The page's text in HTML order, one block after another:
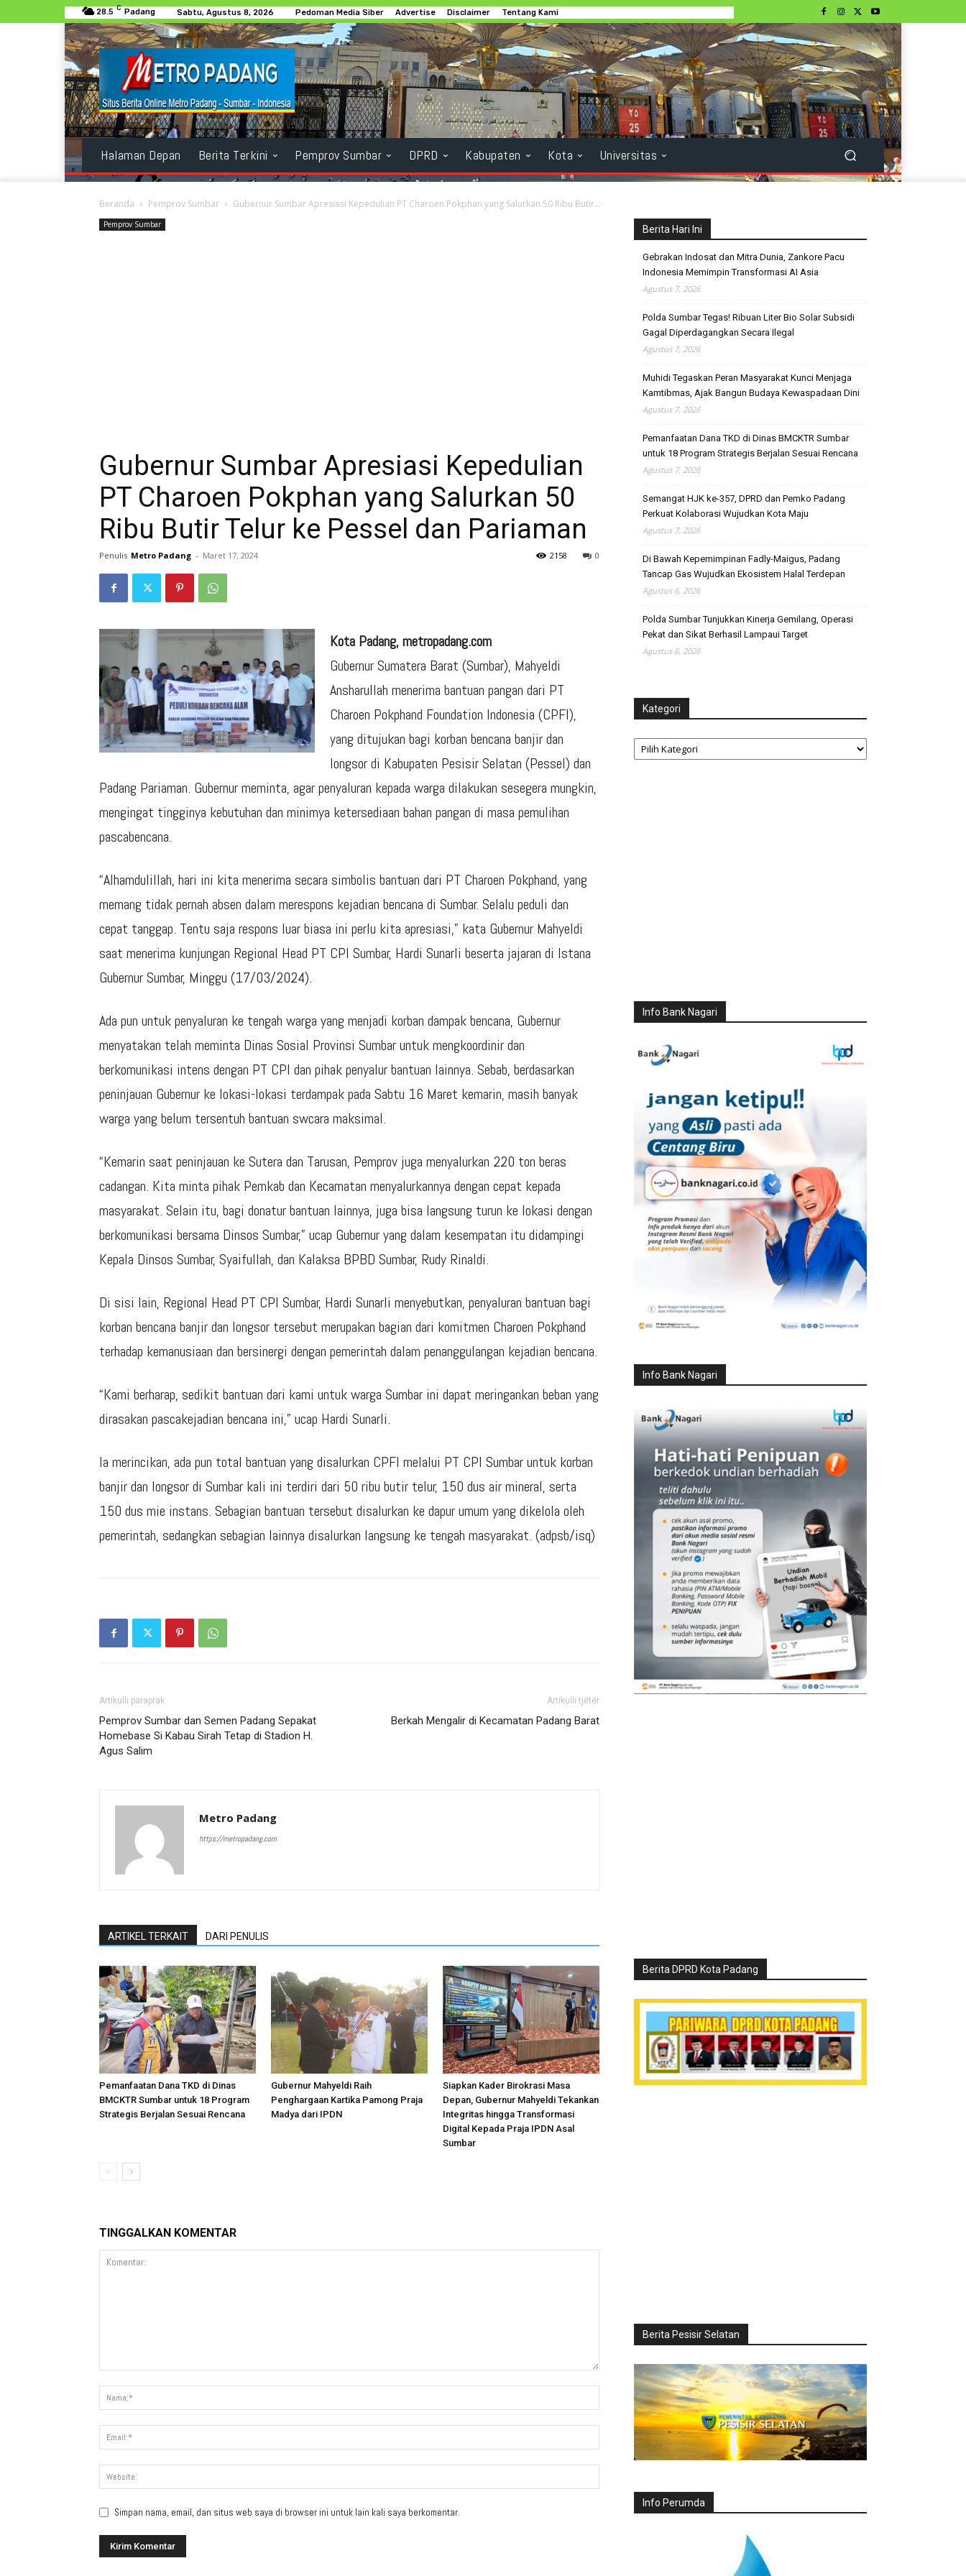
28.5 C Padang Sabtu, Agustus 8, 2026 Pedoman Media Siber Advertise Disclaimer Tentang Kami
Halaman Depan Berita Terkini Pemprov Sumbar DPRD Kabupaten Kota Universitas
Beranda Pemprov Sumbar Gubernur Sumbar Apresiasi Kepedulian PT Charoen Pokphan yang Salurkan 50 Ribu Butir...
Pemprov Sumbar
Gubernur Sumbar Apresiasi Kepedulian
PT Charoen Pokphan yang Salurkan 50
Ribu Butir Telur ke Pessel dan Pariaman
Penulis Metro Padang - Maret 17, 2024 0
2158
Kota Padang, metropadang.com
Gubernur Sumatera Barat (Sumbar), Mahyeldi
Ansharullah menerima bantuan pangan dari PT
Charoen Pokphand Foundation Indonesia (CPFI),
yang ditujukan bagi korban bencana banjir dan
longsor di Kabupaten Pesisir Selatan (Pessel) dan
Padang Pariaman. Gubernur meminta, agar penyaluran kepada warga dilakukan sesegera mungkin,
mengingat tingginya kebutuhan dan minimya ketersediaan bahan pangan di masa pemulihan
pascabencana.
“Alhamdulillah, hari ini kita menerima secara simbolis bantuan dari PT Charoen Pokphand, yang
memang tidak pernah absen dalam merespons kejadian bencana di Sumbar. Selalu peduli dan
cepat tanggap. Tentu saja respons luar biasa ini perlu kita apresiasi,” kata Gubernur Mahyeldi
saat menerima kunjungan Regional Head PT CPI Sumbar, Hardi Sunarli beserta jajaran di Istana
Gubernur Sumbar, Minggu (17/03/2024).
Ada pun untuk penyaluran ke tengah warga yang menjadi korban dampak bencana, Gubernur
menyatakan telah meminta Dinas Sosial Provinsi Sumbar untuk mengkoordinir dan
berkomunikasi intens dengan PT CPI dan pihak penyalur bantuan lainnya. Sebab, berdasarkan
peninjauan Gubernur ke lokasi-lokasi terdampak pada Sabtu 16 Maret kemarin, masih banyak
warga yang belum tersentuh bantuan swcara maksimal.
“Kemarin saat peninjauan ke Sutera dan Tarusan, Pemprov juga menyalurkan 220 ton beras
cadangan. Kita minta pihak Pemkab dan Kecamatan menyalurkannya dengan cepat kepada
masyarakat. Selain itu, bagi donatur bantuan lainnya, juga bisa langsung turun ke lokasi dengan
berkomunikasi bersama Dinsos Sumbar,” ucap Gubernur yang dalam kesempatan itu didampingi
Kepala Dinsos Sumbar, Syaifullah, dan Kalaksa BPBD Sumbar, Rudy Rinaldi.
Di sisi lain, Regional Head PT CPI Sumbar, Hardi Sunarli menyebutkan, penyaluran bantuan bagi
korban bencana banjir dan longsor tersebut merupakan bagian dari komitmen Charoen Pokphand
terhadap kemanusiaan dan bersinergi dengan pemerintah dalam penanggulangan kejadian bencana.
“Kami berharap, sedikit bantuan dari kami untuk warga Sumbar ini dapat meringankan beban yang
dirasakan pascakejadian bencana ini,” ucap Hardi Sunarli.
Ia merincikan, ada pun total bantuan yang disalurkan CPFI melalui PT CPI Sumbar untuk korban
banjir dan longsor di Sumbar kali ini terdiri dari 50 ribu butir telur, 150 dus air mineral, serta
150 dus mie instans. Sebagian bantuan tersebut disalurkan ke dapur umum yang dikelola oleh
pemerintah, sedangkan sebagian lainnya disalurkan langsung ke tengah masyarakat. (adpsb/isq)
Artikulli paraprak
Pemprov Sumbar dan Semen Padang Sepakat
Homebase Si Kabau Sirah Tetap di Stadion H.
Agus Salim
Artikulli tjetër
Berkah Mengalir di Kecamatan Padang Barat
Metro Padang
https://metropadang.com
ARTIKEL TERKAIT DARI PENULIS
Pemanfaatan Dana TKD di Dinas
BMCKTR Sumbar untuk 18 Program
Strategis Berjalan Sesuai Rencana
Gubernur Mahyeldi Raih
Penghargaan Kartika Pamong Praja
Madya dari IPDN
Siapkan Kader Birokrasi Masa
Depan, Gubernur Mahyeldi Tekankan
Integritas hingga Transformasi
Digital Kepada Praja IPDN Asal
Sumbar
TINGGALKAN KOMENTAR
Simpan nama, email, dan situs web saya di browser ini untuk lain kali saya berkomentar.
Berita Hari Ini
Gebrakan Indosat dan Mitra Dunia, Zankore Pacu
Indonesia Memimpin Transformasi AI Asia
Agustus 7, 2026
Polda Sumbar Tegas! Ribuan Liter Bio Solar Subsidi
Gagal Diperdagangkan Secara Ilegal
Agustus 7, 2026
Muhidi Tegaskan Peran Masyarakat Kunci Menjaga
Kamtibmas, Ajak Bangun Budaya Kewaspadaan Dini
Agustus 7, 2026
Pemanfaatan Dana TKD di Dinas BMCKTR Sumbar
untuk 18 Program Strategis Berjalan Sesuai Rencana
Agustus 7, 2026
Semangat HJK ke-357, DPRD dan Pemko Padang
Perkuat Kolaborasi Wujudkan Kota Maju
Agustus 7, 2026
Di Bawah Kepemimpinan Fadly-Maigus, Padang
Tancap Gas Wujudkan Ekosistem Halal Terdepan
Agustus 6, 2026
Polda Sumbar Tunjukkan Kinerja Gemilang, Operasi
Pekat dan Sikat Berhasil Lampaui Target
Agustus 6, 2026
Kategori
Kategori
Info Bank Nagari
Info Bank Nagari
Berita DPRD Kota Padang
Berita Pesisir Selatan
Info Perumda